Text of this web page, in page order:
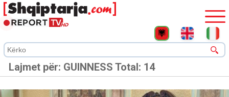
Lajmet për: GUINNESS Total: 14